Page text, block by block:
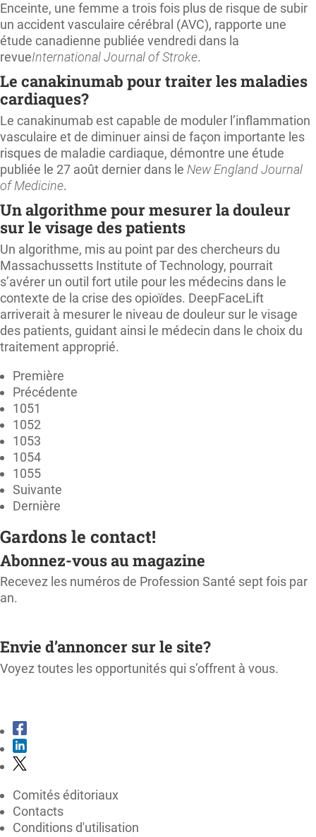
Enceinte, une femme a trois fois plus de risque de subir
un accident vasculaire cérébral (AVC), rapporte une
étude canadienne publiée vendredi dans la
revueInternational Journal of Stroke.
Le canakinumab pour traiter les maladies
cardiaques?
Le canakinumab est capable de moduler l’inflammation
vasculaire et de diminuer ainsi de façon importante les
risques de maladie cardiaque, démontre une étude
publiée le 27 août dernier dans le New England Journal
of Medicine.
Un algorithme pour mesurer la douleur
sur le visage des patients
Un algorithme, mis au point par des chercheurs du
Massachussetts Institute of Technology, pourrait
s’avérer un outil fort utile pour les médecins dans le
contexte de la crise des opioïdes. DeepFaceLift
arriverait à mesurer le niveau de douleur sur le visage
des patients, guidant ainsi le médecin dans le choix du
traitement approprié.
Première
Précédente
1051
1052
1053
1054
1055
Suivante
Dernière
Gardons le contact!
Abonnez-vous au magazine
Recevez les numéros de Profession Santé sept fois par
an.
Envie d’annoncer sur le site?
Voyez toutes les opportunités qui s’offrent à vous.
Comités éditoriaux
Contacts
Conditions d'utilisation